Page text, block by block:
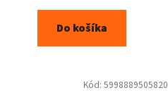
Do košíka
Kód: 5998889505820